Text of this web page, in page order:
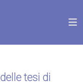
tesi di